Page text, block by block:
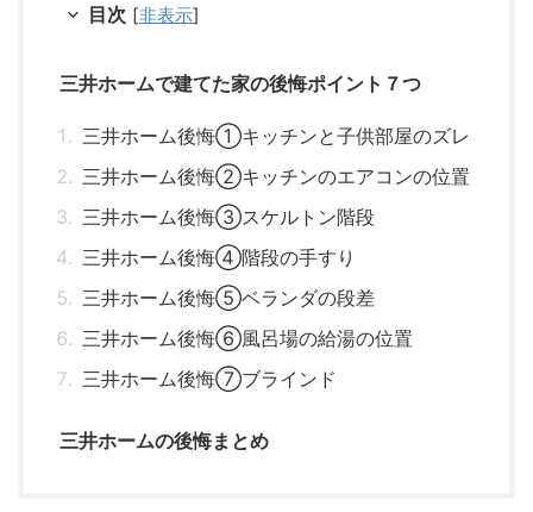
目次 [非表示]
三井ホームで建てた家の後悔ポイント７つ
三井ホーム後悔①キッチンと子供部屋のズレ
三井ホーム後悔②キッチンのエアコンの位置
三井ホーム後悔③スケルトン階段
三井ホーム後悔④階段の手すり
三井ホーム後悔⑤ベランダの段差
三井ホーム後悔⑥風呂場の給湯の位置
三井ホーム後悔⑦ブラインド
三井ホームの後悔まとめ